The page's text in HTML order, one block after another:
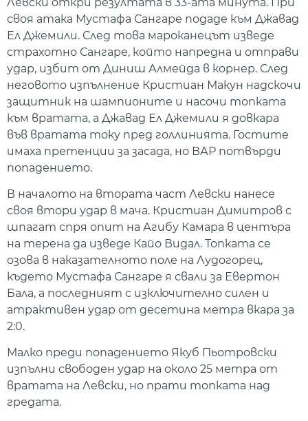
своя атака Мустафа Сангаре подаде към Джавад
Ел Джемили. След това мароканецът изведе
страхотно Сангаре, който напредна и отправи
удар, избит от Диниш Алмейда в корнер. След
неговото изпълнение Кристиан Макун надскочи
защитник на шампионите и насочи топката
към вратата, а Джавад Ел Джемили я довкара
във вратата току пред голлинията. Гостите
имаха претенции за засада, но ВАР потвърди
попадението.
В началото на втората част Левски нанесе
своя втори удар в мача. Кристиан Димитров с
шпагат спря опит на Агибу Камара в центъра
на терена да изведе Кайо Видал. Топката се
озова в наказателното поле на Лудогорец,
където Мустафа Сангаре я свали за Евертон
Бала, а последният с изключително силен и
атрактивен удар от десетина метра вкара за
2:0.
Малко преди попадението Якуб Пьотровски
изпълни свободен удар на около 25 метра от
вратата на Левски, но прати топката над
гредата.